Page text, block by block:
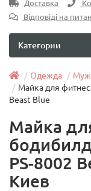
Доставка
Відповіді на
Категории
Одежда
Майка для
Beast Blue
Майка
PS-8002
Киев